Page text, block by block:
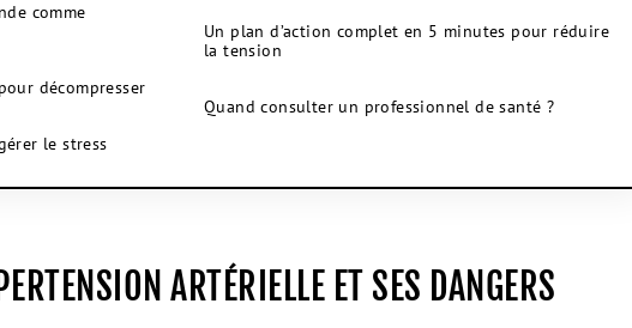
comme
décompresser
le stress
Un plan d’action complet en 5 minutes pour réduire
la tension
Quand consulter un professionnel de santé ?
ARTÉRIELLE ET SES DANGERS